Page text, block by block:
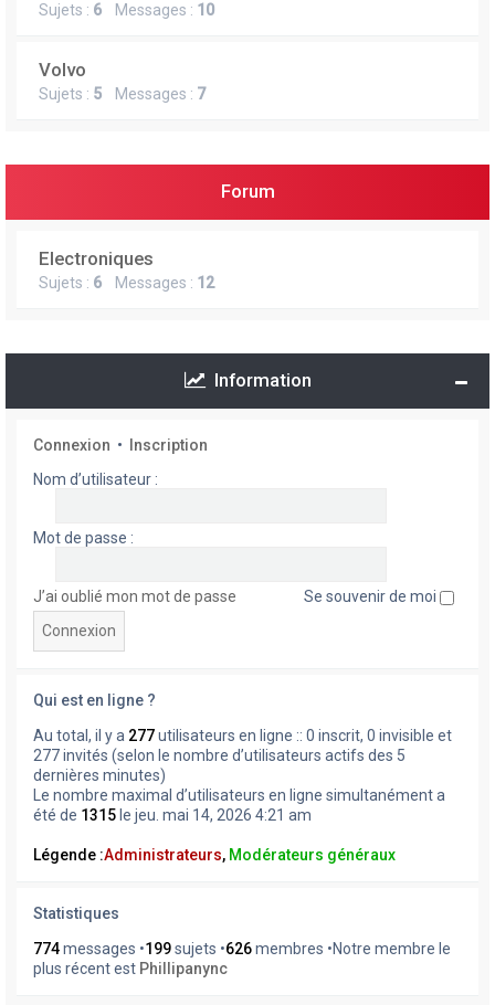
Sujets : 6 Messages : 10
Volvo
Sujets : 5 Messages : 7
Forum
Electroniques
Sujets : 6 Messages : 12
Information
Connexion •
Inscription
Nom d’utilisateur :
Mot de passe :
J’ai oublié mon mot de passe Se souvenir de moi
Qui est en ligne ?
Au total, il y a 277utilisateurs en ligne :: 0 inscrit, 0 invisible et
277 invités (selon le nombre d’utilisateurs actifs des 5
dernières minutes)
Le nombre maximal d’utilisateurs en ligne simultanément a
été de 1315 le jeu. mai 14, 2026 4:21 am
Légende :Administrateurs, Modérateurs généraux
Statistiques
774messages •199sujets •626membres •Notre membre le
plus récent est Phillipanync